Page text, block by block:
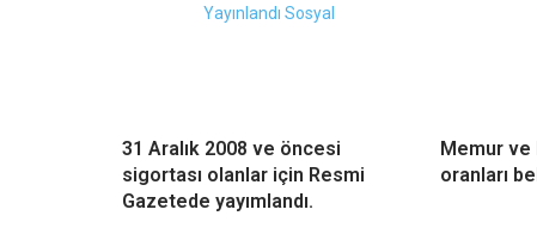
31 Aralık 2008 ve öncesi
sigortası olanlar için Resmi
Gazetede yayımlandı.
Memur
oranları